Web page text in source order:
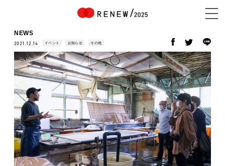
NEWS
ABOUT
CONTENTS
NEWS
2021.12.14 イベント お知らせ その他